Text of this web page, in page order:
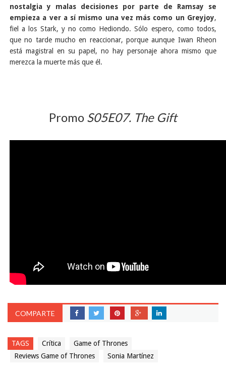
nostalgia y malas decisiones por parte de Ramsay se
empieza a ver a sí mismo una vez más como un Greyjoy,
fiel a los Stark, y no como Hediondo. Sólo espero, como todos,
que no tarde mucho en reaccionar, porque aunque Iwan Rheon
está magistral en su papel, no hay personaje ahora mismo que
merezca la muerte más que él.
Promo S05E07. The Gift
COMPARTE
TAGS Crítica
Game of Thrones
Reviews Game of Thrones
Sonia Martínez